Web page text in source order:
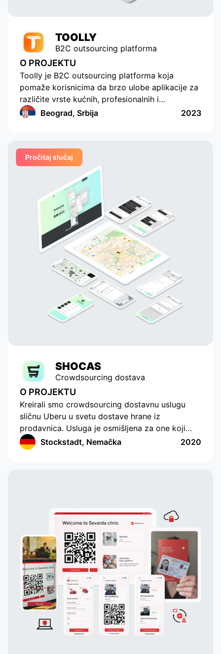
TOOLLY
B2C outsourcing platforma
O PROJEKTU
Toolly je B2C outsourcing platforma koja
pomaže korisnicima da brzo ulobe aplikacije za
različite vrste kućnih, profesionalnih i
edukativnih usluga, a kompanije i specijalisti
kreiranja porudžbina za više različitih kategorija,
postavljajući dodatne jedinstvene parametre.
Beograd, Srbija 2023
Pročitaj slučaj
SHOCAS
Crowdsourcing dostava
O PROJEKTU
Kreirali smo crowdsourcing dostavnu uslugu
sličnu Uberu u svetu dostave hrane iz
prodavnica. Usluga je osmišljena za one koji
nemaju vremena ili mogućnosti da sami kupuju
hranu. Aplikacija ima moderno sučelje s
im se dodeljuje dostavni agent koji će ispuniti
porudžbinu. Korisnici mogu u stvarnom vremenu
pratiti dostavnog agenta, što im omogućava
brzo i praktično dobijanje hrane.
Stockstadt, Nemačka 2020